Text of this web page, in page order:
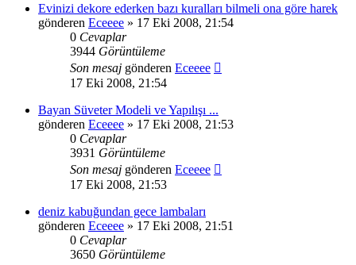
Evinizi dekore ederken bazı kuralları bilmeli ona göre harek
gönderen Eceeee » 17 Eki 2008, 21:54
0 Cevaplar
3944 Görüntüleme
Son mesaj gönderen Eceeee
17 Eki 2008, 21:54
Bayan Süveter Modeli ve Yapılışı ...
gönderen Eceeee » 17 Eki 2008, 21:53
0 Cevaplar
3931 Görüntüleme
Son mesaj gönderen Eceeee
17 Eki 2008, 21:53
deniz kabuğundan gece lambaları
gönderen Eceeee » 17 Eki 2008, 21:51
0 Cevaplar
3650 Görüntüleme